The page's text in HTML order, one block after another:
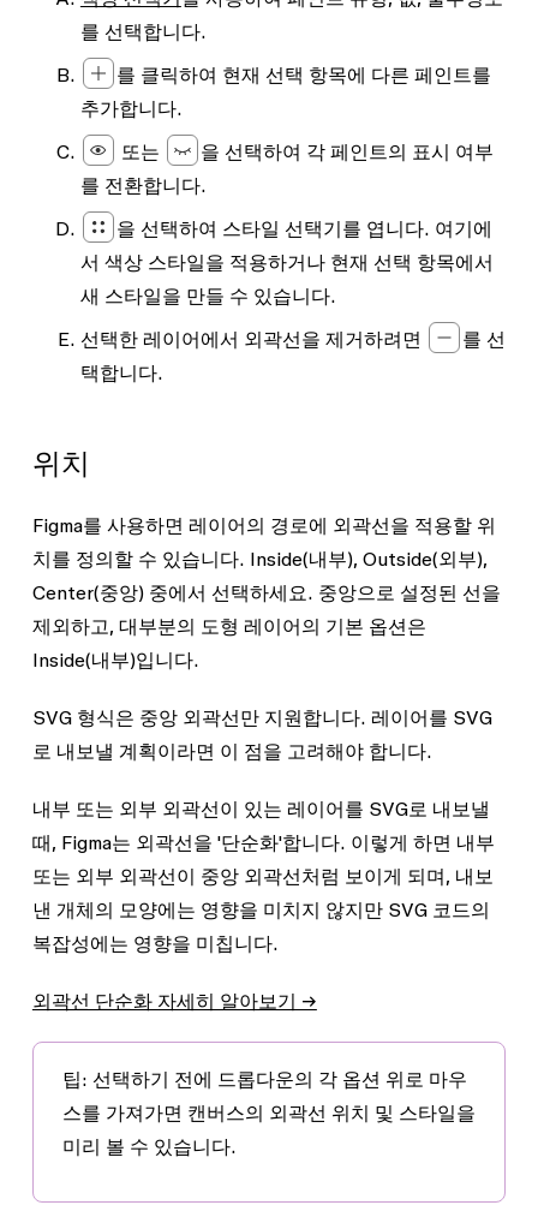
를 선택합니다.
를 클릭하여 현재 선택 항목에 다른 페인트를
추가합니다.
또는
을 선택하여 각 페인트의 표시 여부
를 전환합니다.
을 선택하여 스타일 선택기를 엽니다. 여기에
서 색상 스타일을 적용하거나 현재 선택 항목에서
새 스타일을 만들 수 있습니다.
선택한 레이어에서 외곽선을 제거하려면
를 선
택합니다.
위치
Figma를 사용하면 레이어의 경로에 외곽선을 적용할 위
치를 정의할 수 있습니다. Inside(내부), Outside(외부),
Center(중앙) 중에서 선택하세요. 중앙으로 설정된 선을
제외하고, 대부분의 도형 레이어의 기본 옵션은
Inside(내부)입니다.
SVG 형식은 중앙 외곽선만 지원합니다. 레이어를 SVG
로 내보낼 계획이라면 이 점을 고려해야 합니다.
내부 또는 외부 외곽선이 있는 레이어를 SVG로 내보낼
때, Figma는 외곽선을 '단순화'합니다. 이렇게 하면 내부
또는 외부 외곽선이 중앙 외곽선처럼 보이게 되며, 내보
낸 개체의 모양에는 영향을 미치지 않지만 SVG 코드의
복잡성에는 영향을 미칩니다.
외곽선 단순화 자세히 알아보기 →
팁: 선택하기 전에 드롭다운의 각 옵션 위로 마우
스를 가져가면 캔버스의 외곽선 위치 및 스타일을
미리 볼 수 있습니다.